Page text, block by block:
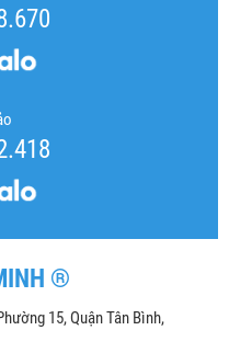
®
15, Quận Tân Bình,